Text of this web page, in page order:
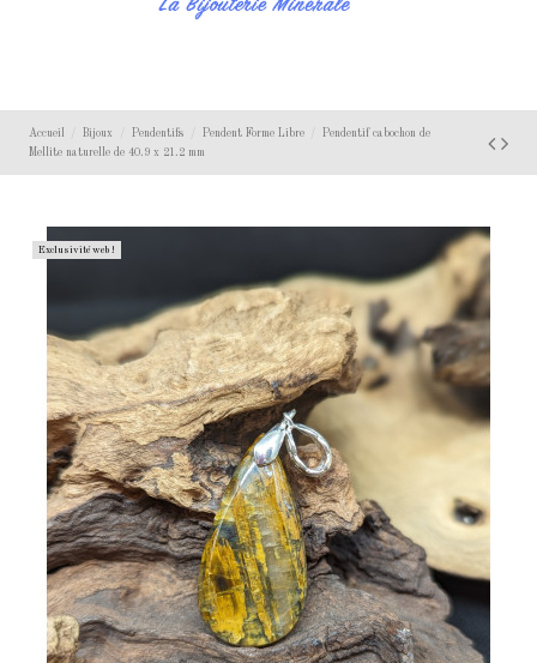
Accueil Bijoux Pendentifs Pendent Forme Libre
Pendentif cabochon de
Mellite naturelle de 40.9 x 21.2 mm
Exclusivité web !